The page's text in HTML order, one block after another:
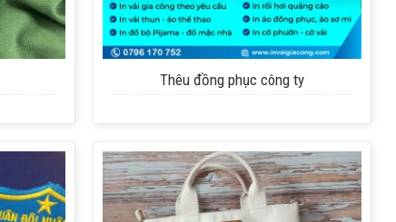
Thêu đồng phục công ty